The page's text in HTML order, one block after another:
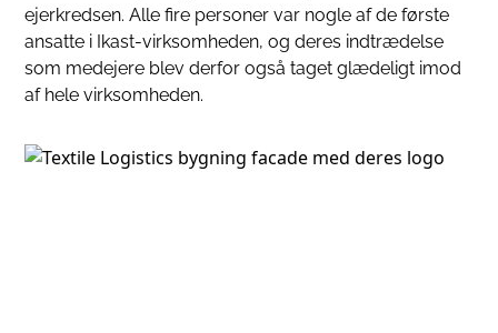
ejerkredsen. Alle fire personer var nogle af de første
ansatte i Ikast-virksomheden, og deres indtrædelse
som medejere blev derfor også taget glædeligt imod
af hele virksomheden.